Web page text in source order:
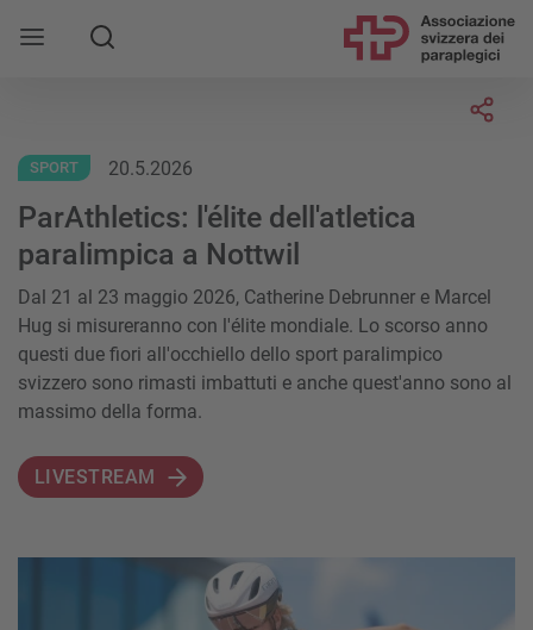
SPORT 20.5.2026
ParAthletics: l'élite dell'atletica
paralimpica a Nottwil
Dal 21 al 23 maggio 2026, Catherine Debrunner e Marcel
Hug si misureranno con l'élite mondiale. Lo scorso anno
questi due fiori all'occhiello dello sport paralimpico
svizzero sono rimasti imbattuti e anche quest'anno sono al
massimo della forma.
LIVESTREAM